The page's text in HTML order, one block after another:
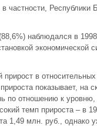
частности, Республики
наблюдался в
экономической
в относительных
показывает, на
по отношению к уровню,
темп прироста – в
1,49 млн. руб., однако